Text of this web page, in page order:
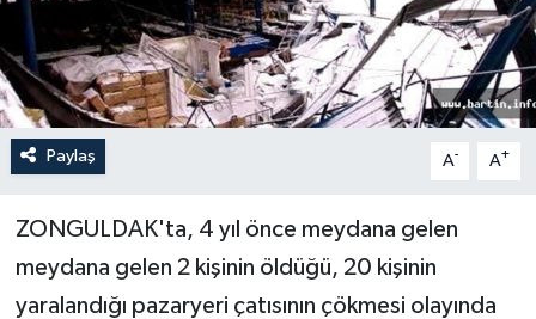
Paylaş A- A+
ZONGULDAK'ta, 4 yıl önce meydana gelen
meydana gelen 2 kişinin öldüğü, 20 kişinin
yaralandığı pazaryeri çatısının çökmesi olayında
Yaşam
Yerel Yönetimler
DÜNYA
YEREL